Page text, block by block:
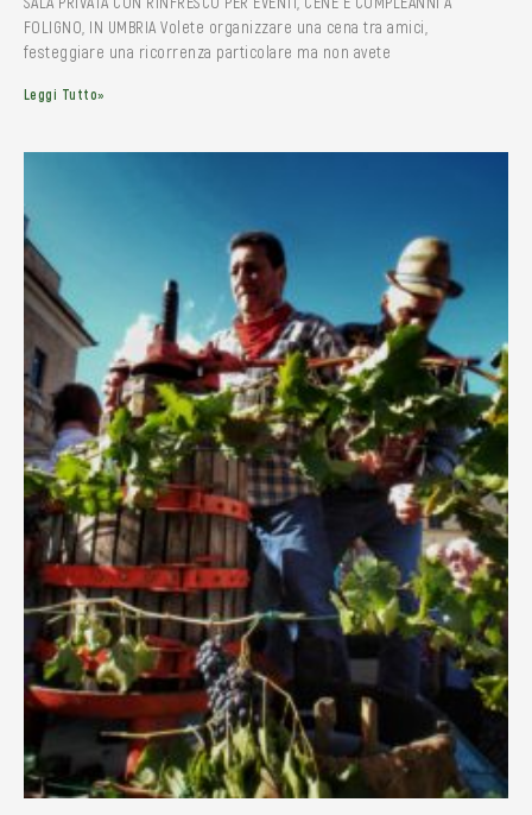
FOLIGNO, IN UMBRIA Volete organizzare una cena tra amici,
festeggiare una ricorrenza particolare ma non avete
Leggi Tutto»